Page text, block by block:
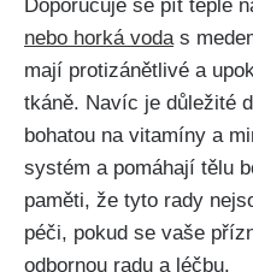
Doporučuje se pít teplé
nebo ​horká vodas
mají ‌protizánětlivé a
tkáně. Navíc je důležité
bohatou na vitamíny⁤ a
systém ‌a pomáhají tělu
paměti, že tyto rady‌
péči, pokud se vaše
odbornou radu a léčbu.